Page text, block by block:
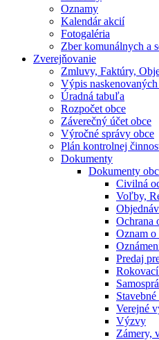
Oznamy
Kalendár akcií
Fotogaléria
Zber komunálnych a
Zverejňovanie
Zmluvy, Faktúry,
Výpis
Úradná tabuľa
Rozpočet obce
Záverečný účet obce
Výročné správy obce
Plán kontrolnej
Dokumenty
Dokumenty
Civilná
Voľby,
Ochrana
Oznam o
Predaj
Verejné
Výzvy
Zámery,